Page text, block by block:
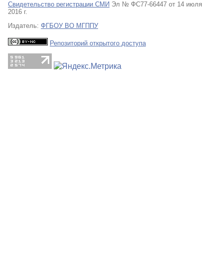
Свидетельство регистрации СМИ Эл № ФС77-66447 от 14 июля
2016 г.
Издатель: ФГБОУ ВО МГППУ
Репозиторий открытого доступа